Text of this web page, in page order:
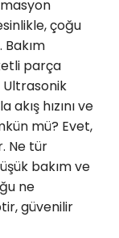
çoğu
Bakım
parça
Ultrasonik
akış hızını ve
mü? Evet,
Ne tür
bakım ve
ne
güvenilir